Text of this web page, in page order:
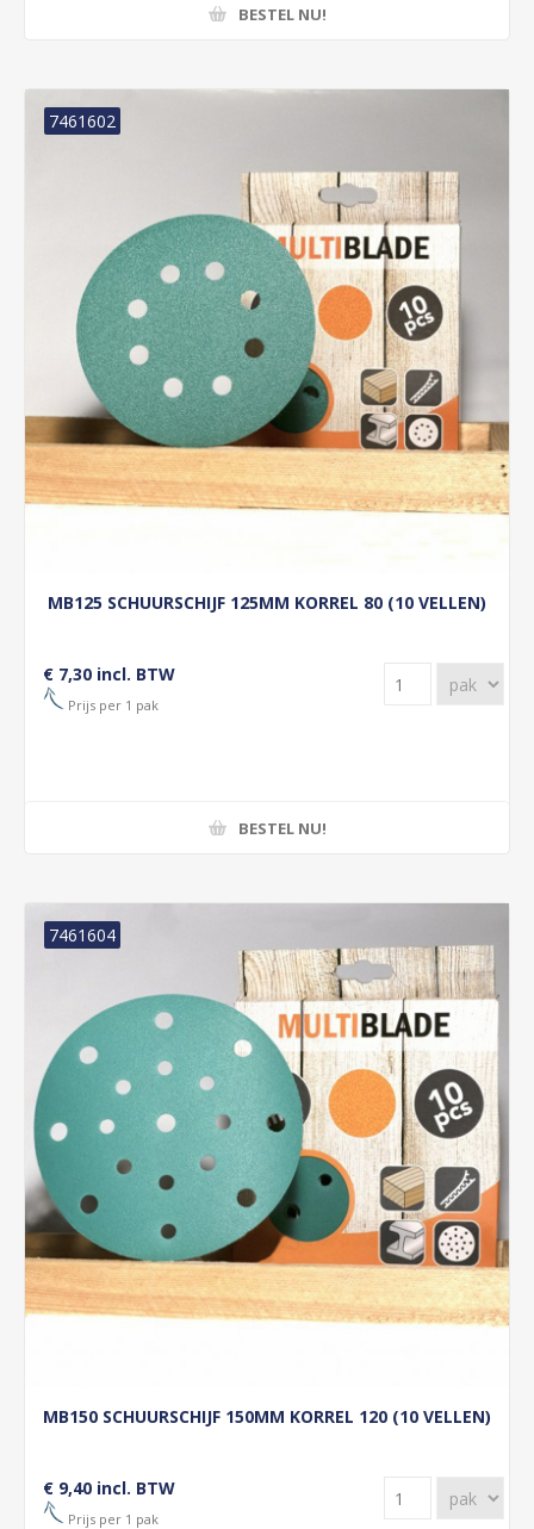
BESTEL NU!
MB125 SCHUURSCHIJF 125MM KORREL 80 (10 VELLEN)
7461602
€ 7,30 incl. BTW
Prijs per 1 pak
BESTEL NU!
MB150 SCHUURSCHIJF 150MM KORREL 120 (10 VELLEN)
7461604
€ 9,40 incl. BTW
Prijs per 1 pak